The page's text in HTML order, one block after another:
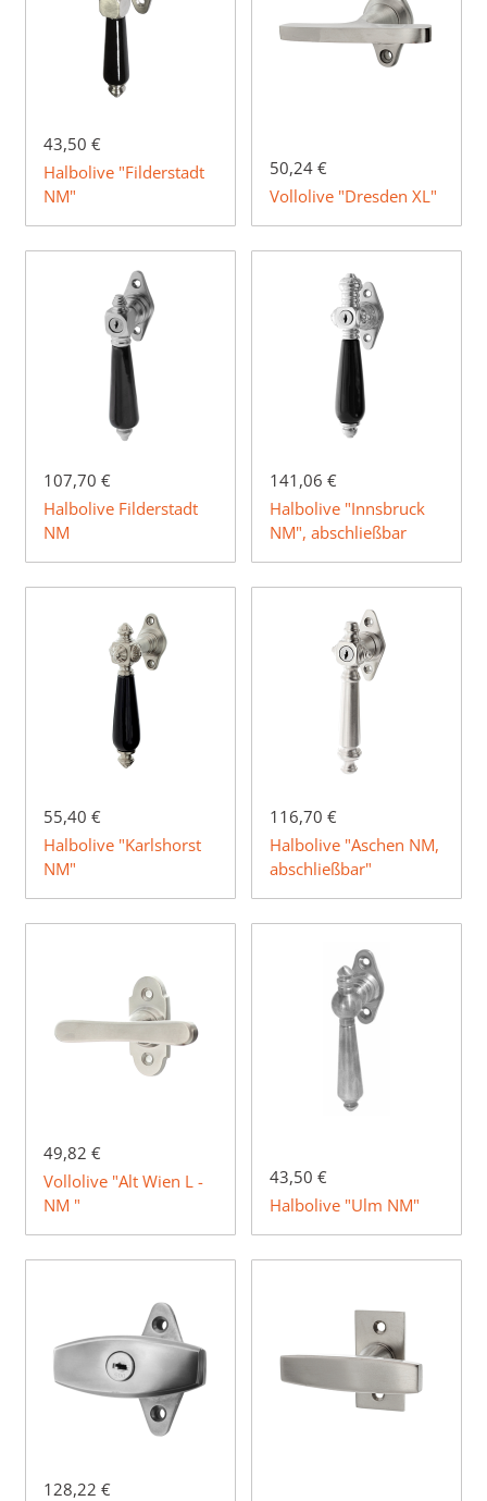
43,50 €
Halbolive "Filderstadt
NM"
50,24 €
Vollolive "Dresden XL"
107,70 €
Halbolive Filderstadt
NM
141,06 €
Halbolive "Innsbruck
NM", abschließbar
55,40 €
Halbolive "Karlshorst
NM"
116,70 €
Halbolive "Aschen NM,
abschließbar"
49,82 €
Vollolive "Alt Wien L -
NM "
43,50 €
Halbolive "Ulm NM"
128,22 €